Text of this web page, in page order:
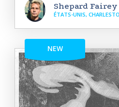
Shepard Fairey
ÉTATS-UNIS,
NEW